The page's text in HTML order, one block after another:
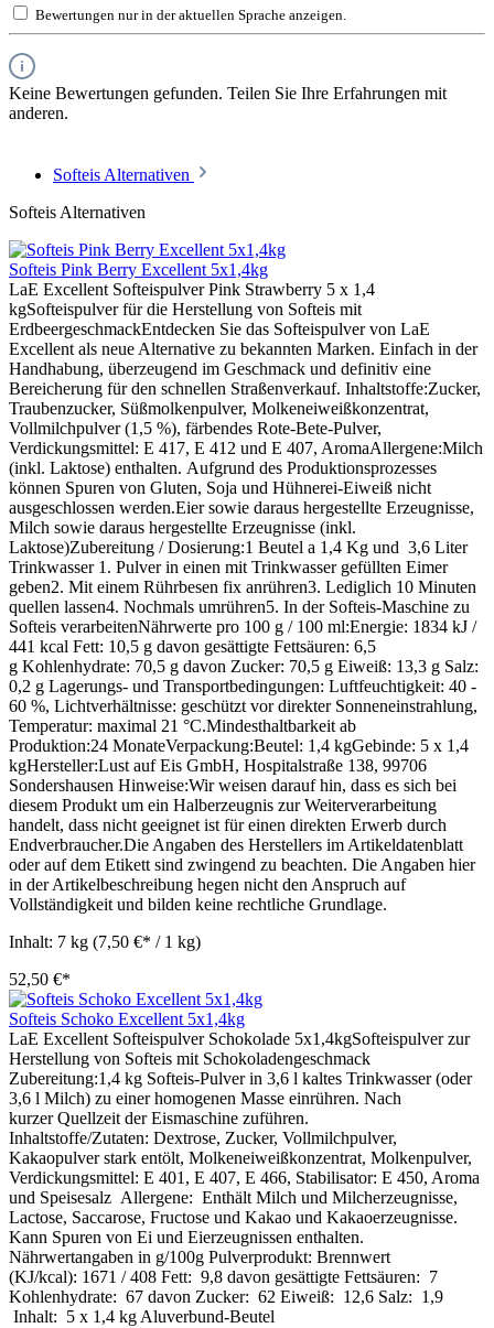
Bewertungen nur in der aktuellen Sprache anzeigen.
Keine Bewertungen gefunden. Teilen Sie Ihre Erfahrungen mit
anderen.
Softeis Alternativen
Softeis Alternativen
Softeis Pink Berry Excellent 5x1,4kg
LaE Excellent Softeispulver Pink Strawberry 5 x 1,4
kgSofteispulver für die Herstellung von Softeis mit
ErdbeergeschmackEntdecken Sie das Softeispulver von LaE
Excellent als neue Alternative zu bekannten Marken. Einfach in der
Handhabung, überzeugend im Geschmack und definitiv eine
Bereicherung für den schnellen Straßenverkauf. Inhaltstoffe:Zucker,
Traubenzucker, Süßmolkenpulver, Molkeneiweißkonzentrat,
Vollmilchpulver (1,5 %), färbendes Rote-Bete-Pulver,
Verdickungsmittel: E 417, E 412 und E 407, AromaAllergene:Milch
(inkl. Laktose) enthalten. Aufgrund des Produktionsprozesses
können Spuren von Gluten, Soja und Hühnerei-Eiweiß nicht
ausgeschlossen werden.Eier sowie daraus hergestellte Erzeugnisse,
Milch sowie daraus hergestellte Erzeugnisse (inkl.
Laktose)Zubereitung / Dosierung:1 Beutel a 1,4 Kg und 3,6 Liter
Trinkwasser 1. Pulver in einen mit Trinkwasser gefüllten Eimer
geben2. Mit einem Rührbesen fix anrühren3. Lediglich 10 Minuten
quellen lassen4. Nochmals umrühren5. In der Softeis-Maschine zu
Softeis verarbeitenNährwerte pro 100 g / 100 ml:Energie: 1834 kJ /
441 kcal Fett: 10,5 g davon gesättigte Fettsäuren: 6,5
g Kohlenhydrate: 70,5 g davon Zucker: 70,5 g Eiweiß: 13,3 g Salz:
0,2 g Lagerungs- und Transportbedingungen: Luftfeuchtigkeit: 40 -
60 %, Lichtverhältnisse: geschützt vor direkter Sonneneinstrahlung,
Temperatur: maximal 21 °C.Mindesthaltbarkeit ab
Produktion:24 MonateVerpackung:Beutel: 1,4 kgGebinde: 5 x 1,4
kgHersteller:Lust auf Eis GmbH, Hospitalstraße 138, 99706
Sondershausen Hinweise:Wir weisen darauf hin, dass es sich bei
diesem Produkt um ein Halberzeugnis zur Weiterverarbeitung
handelt, dass nicht geeignet ist für einen direkten Erwerb durch
Endverbraucher.Die Angaben des Herstellers im Artikeldatenblatt
oder auf dem Etikett sind zwingend zu beachten. Die Angaben hier
in der Artikelbeschreibung hegen nicht den Anspruch auf
Vollständigkeit und bilden keine rechtliche Grundlage.
Inhalt: 7 kg (7,50 €* / 1 kg)
52,50 €*
Softeis Schoko Excellent 5x1,4kg
LaE Excellent Softeispulver Schokolade 5x1,4kgSofteispulver zur
Herstellung von Softeis mit Schokoladengeschmack
Zubereitung:1,4 kg Softeis-Pulver in 3,6 l kaltes Trinkwasser (oder
3,6 l Milch) zu einer homogenen Masse einrühren. Nach
kurzer Quellzeit der Eismaschine zuführen.
Inhaltstoffe/Zutaten: Dextrose, Zucker, Vollmilchpulver,
Kakaopulver stark entölt, Molkeneiweißkonzentrat, Molkenpulver,
Verdickungsmittel: E 401, E 407, E 466, Stabilisator: E 450, Aroma
und Speisesalz Allergene: Enthält Milch und Milcherzeugnisse,
Lactose, Saccarose, Fructose und Kakao und Kakaoerzeugnisse.
Kann Spuren von Ei und Eierzeugnissen enthalten.
Nährwertangaben in g/100g Pulverprodukt: Brennwert
(KJ/kcal): 1671 / 408 Fett: 9,8 davon gesättigte Fettsäuren: 7
Kohlenhydrate: 67 davon Zucker: 62 Eiweiß: 12,6 Salz: 1,9
Inhalt: 5 x 1,4 kg Aluverbund-Beutel